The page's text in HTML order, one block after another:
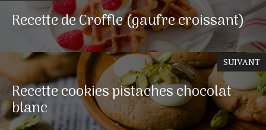
Recette de Croffle (gaufre croissant)
SUIVANT
Recette cookies pistaches chocolat
blanc